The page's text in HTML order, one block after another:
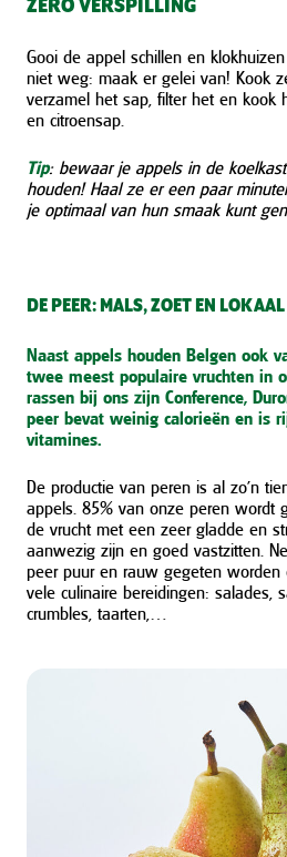
ZERO VERSPILLING
Gooi de appel schillen en
niet weg: maak er gelei van! Kook
verzamel het sap, filter het en kook
en citroensap.
Tip: bewaar je appels in de
houden! Haal ze er een paar
je optimaal van hun smaak kunt
DE PEER: MALS, ZOET EN LOKAAL
Naast appels houden Belgen ook
twee meest populaire vruchten in
rassen bij ons zijn Conference,
peer bevat weinig calorieën en is
vitamines.
De productie van peren is al zo’n
appels. 85% van onze peren wordt
de vrucht met een zeer gladde en
aanwezig zijn en goed vastzitten.
peer puur en rauw gegeten
vele culinaire bereidingen: salades,
crumbles, taarten,…